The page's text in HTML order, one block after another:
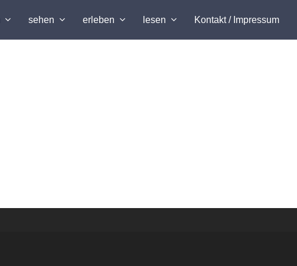
sehen erleben lesen Kontakt / Impressum